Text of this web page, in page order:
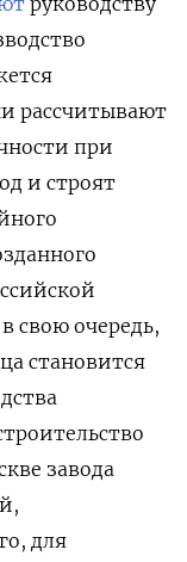
рассчитывают
при
и строят
свою очередь,
становится
завода
для